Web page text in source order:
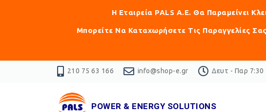
Η Εταιρεία PALS Α.Ε. Θα Παραμείνει
Μπορείτε Να Καταχωρήσετε Τις Παραγγελίες
210 75 63 166 info@shop-e.gr Δευτ - Παρ 7:30
POWER & ENERGY SOLUTIONS